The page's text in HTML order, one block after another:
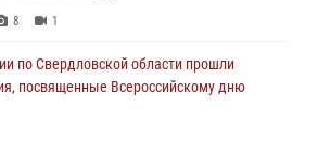
8 1
по Свердловской области прошли
посвященные Всероссийскому дню